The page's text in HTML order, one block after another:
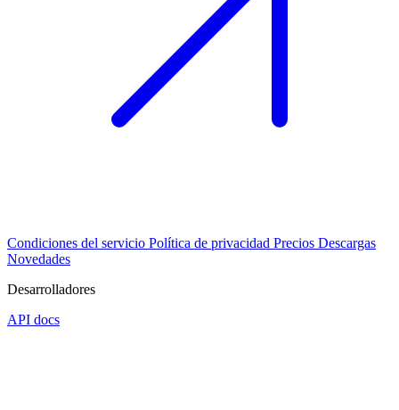
Condiciones del servicio Política de privacidad Precios Descargas
Novedades
Desarrolladores
API docs